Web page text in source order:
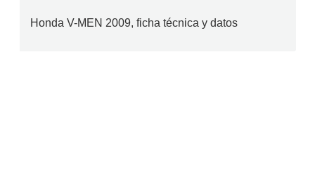
Honda V-MEN 2009, ficha técnica y datos